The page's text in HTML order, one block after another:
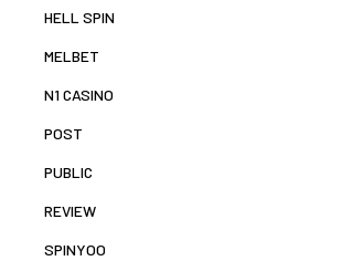
HELL SPIN
MELBET
N1 CASINO
POST
PUBLIC
REVIEW
SPINYOO